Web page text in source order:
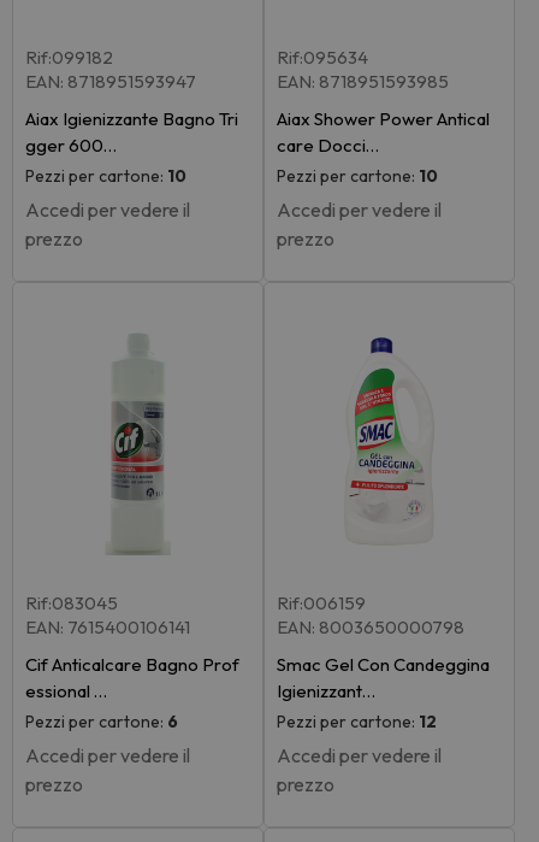
Rif:099182
EAN: 8718951593947
Aiax Igienizzante Bagno Tri
gger 600…
Pezzi per cartone: 10
Accedi per vedere il
prezzo
Rif:095634
EAN: 8718951593985
Aiax Shower Power Antical
care Docci…
Pezzi per cartone: 10
Accedi per vedere il
prezzo
Rif:083045
EAN: 7615400106141
Cif Anticalcare Bagno Prof
essional …
Pezzi per cartone: 6
Accedi per vedere il
prezzo
Rif:006159
EAN: 8003650000798
Smac Gel Con Candeggina
Igienizzant…
Pezzi per cartone: 12
Accedi per vedere il
prezzo